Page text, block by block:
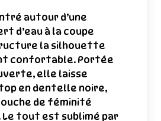
autour d’une
d’eau à la coupe
la silhouette
confortable. Portée
elle laisse
en dentelle noire,
de féminité
tout est sublimé par